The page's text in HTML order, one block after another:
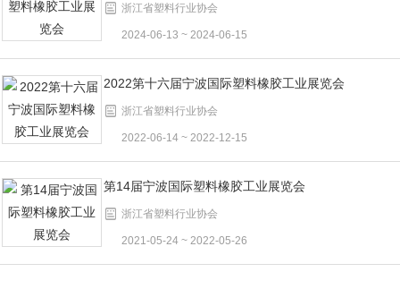
浙江省塑料行业协会
2024-06-13 ~ 2024-06-15
2022第十六届宁波国际塑料橡胶工业展览会
浙江省塑料行业协会
2022-06-14 ~ 2022-12-15
第14届宁波国际塑料橡胶工业展览会
浙江省塑料行业协会
2021-05-24 ~ 2022-05-26